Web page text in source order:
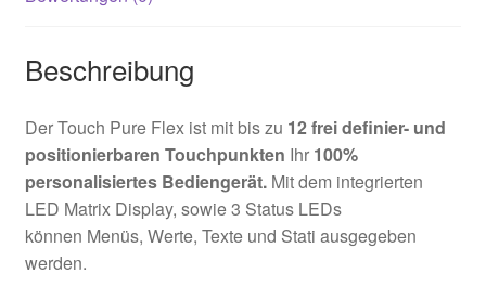
Beschreibung
Der Touch Pure Flex ist mit bis zu 12 frei definier- und
positionierbaren Touchpunkten Ihr 100%
personalisiertes Bediengerät.Mit dem integrierten
LED Matrix Display, sowie 3 Status LEDs
können Menüs, Werte, Texte und Stati ausgegeben
werden.